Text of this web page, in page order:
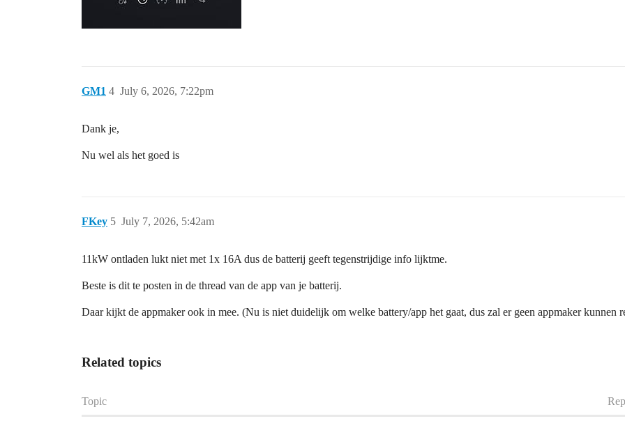
GM1 July 6, 2026, 7:22pm
4
Dank je,
Nu wel als het goed is
FKey July 7, 2026, 5:42am
5
11kW ontladen lukt niet met 1x 16A dus de batterij geeft tegenstrijdige info lijktme.
Beste is dit te posten in de thread van de app van je batterij.
Daar kijkt de appmaker ook in mee. (Nu is niet duidelijk om welke battery/app het gaat, dus zal er geen appmaker kunnen
Related topics
Topic